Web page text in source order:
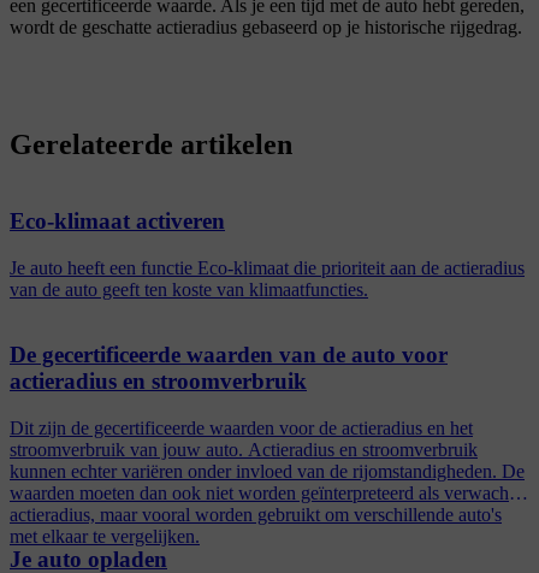
een gecertificeerde waarde. Als je een tijd met de auto hebt gereden,
wordt de geschatte actieradius gebaseerd op je historische rijgedrag.
Gerelateerde artikelen
Eco-klimaat activeren
Je auto heeft een functie Eco-klimaat die prioriteit aan de actieradius
van de auto geeft ten koste van klimaatfuncties.
De gecertificeerde waarden van de auto voor
actieradius en stroomverbruik
Dit zijn de gecertificeerde waarden voor de actieradius en het
stroomverbruik van jouw auto. Actieradius en stroomverbruik
kunnen echter variëren onder invloed van de rijomstandigheden. De
waarden moeten dan ook niet worden geïnterpreteerd als verwachte
actieradius, maar vooral worden gebruikt om verschillende auto's
met elkaar te vergelijken.
Je auto opladen